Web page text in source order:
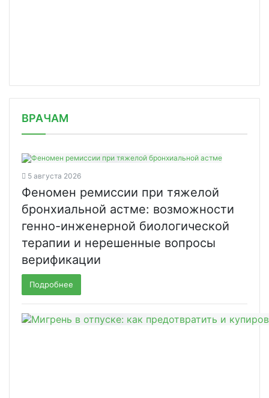
ВРАЧАМ
5 августа 2026
Феномен ремиссии при тяжелой
бронхиальной астме: возможности
генно-инженерной биологической
терапии и нерешенные вопросы
верификации
Подробнее